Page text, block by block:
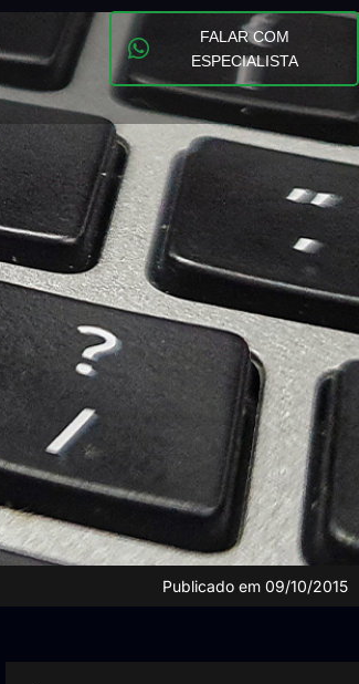
FALAR COM
ESPECIALISTA
Publicado em 09/10/2015